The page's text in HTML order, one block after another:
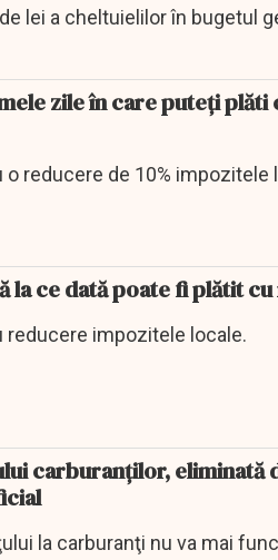
lei a cheltuielilor în bugetul
zile în care puteţi plăti
reducere de 10% impozitele
la ce dată poate fi plătit
impozitele locale.
carburanţilor, eliminată
la carburanţi nu va mai